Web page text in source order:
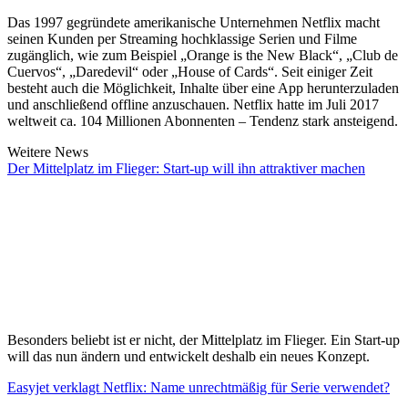
Das 1997 gegründete amerikanische Unternehmen Netflix macht
seinen Kunden per Streaming hochklassige Serien und Filme
zugänglich, wie zum Beispiel „Orange is the New Black“, „Club de
Cuervos“, „Daredevil“ oder „House of Cards“. Seit einiger Zeit
besteht auch die Möglichkeit, Inhalte über eine App herunterzuladen
und anschließend offline anzuschauen. Netflix hatte im Juli 2017
weltweit ca. 104 Millionen Abonnenten – Tendenz stark ansteigend.
Weitere News
Der Mittelplatz im Flieger: Start-up will ihn attraktiver machen
Besonders beliebt ist er nicht, der Mittelplatz im Flieger. Ein Start-up
will das nun ändern und entwickelt deshalb ein neues Konzept.
Easyjet verklagt Netflix: Name unrechtmäßig für Serie verwendet?